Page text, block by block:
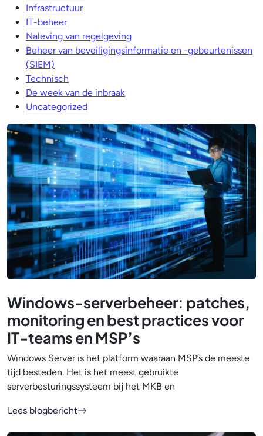
Infrastructuur
IT-beheer
Naleving van regelgeving
Beheer van beveiligingsinformatie en -gebeurtenissen
(SIEM)
Technisch
De week van de inbraak
Uncategorized
Windows-serverbeheer: patches,
monitoring en best practices voor
IT-teams en MSP’s
Windows Server is het platform waaraan MSP’s de meeste
tijd besteden. Het is het meest gebruikte
serverbesturingssysteem bij het MKB en
Lees blogbericht